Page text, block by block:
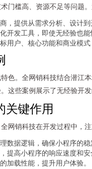
门槛高、资源不足等问题
，提供从需求分析、设计
开发工具，即使无经验也能
用户、核心功能和商业模式
色。全网销科技结合潜江
这些案例展示了无经验开
关键作用
网销科技在开发过程中，注
数据逻辑，确保小程序的稳
提高小程序的响应速度和安
加载性能，提升用户体验。